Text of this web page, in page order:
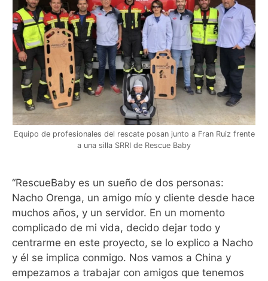
Equipo de profesionales del rescate posan junto a Fran Ruiz frente
a una silla SRRI de Rescue Baby
“RescueBaby es un sueño de dos personas:
Nacho Orenga, un amigo mío y cliente desde hace
muchos años, y un servidor. En un momento
complicado de mi vida, decido dejar todo y
centrarme en este proyecto, se lo explico a Nacho
y él se implica conmigo. Nos vamos a China y
empezamos a trabajar con amigos que tenemos